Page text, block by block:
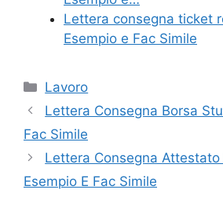
Lettera consegna ticket
Esempio e Fac Simile
Categorie
Lavoro
Lettera Consegna Borsa
Fac Simile
Lettera Consegna Attestato
Esempio E Fac Simile